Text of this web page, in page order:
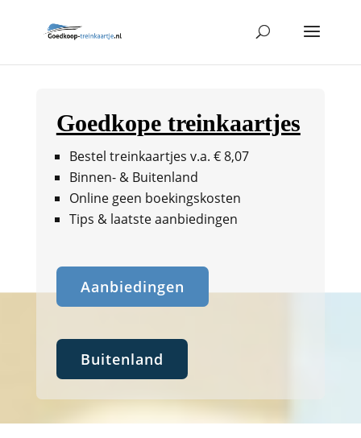
Goedkope treinkaartjes
Bestel treinkaartjes v.a. € 8,07
Binnen- & Buitenland
Online geen boekingskosten
Tips & laatste aanbiedingen
Aanbiedingen
Buitenland